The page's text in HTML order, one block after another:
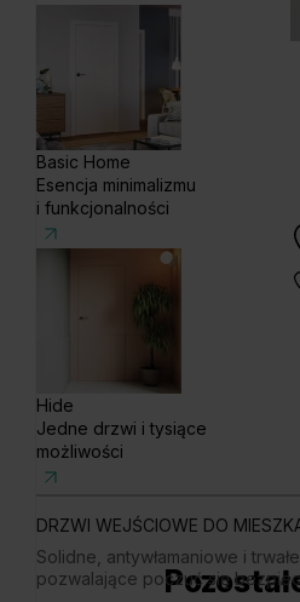
Basic Home
Esencja minimalizmu
i funkcjonalności
Hide
Jedne drzwi i tysiące
możliwości
DRZWI WEJŚCIOWE DO
Solidne, antywłamaniowe i trwałe,
pozwalające poczuć się